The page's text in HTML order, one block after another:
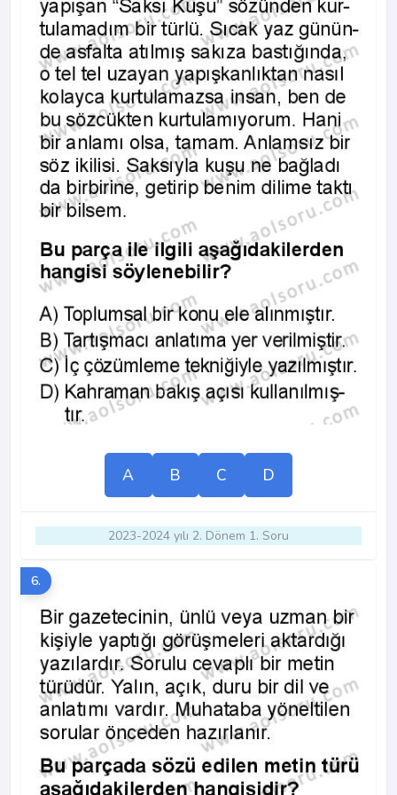
A B C D
2023-2024 yılı 2. Dönem 1. Soru
6.